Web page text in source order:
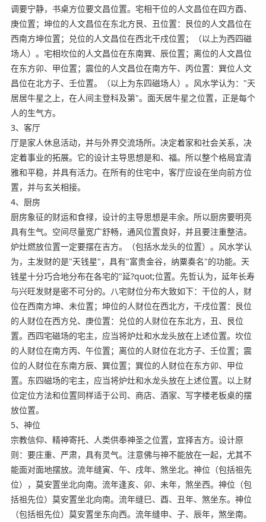
调要宁静，书桌方位要文昌位置。宅相干位的人文昌位在四方酉、
庚位置；坤位的人文昌位在东北方艮、丑位置：艮位的人文昌位在
西南方坤位置；兑位的人文昌位在西北干戌位置；（以上为西四磁
场人）。宅相坎位的人文昌位在东南巽、辰位置；离位的人文昌位
在东方卯、甲位置；震位的人文昌位在南方午、丙位置：巽位人文
昌位在北方子、壬位置。（以上为东四磁场人）。风水学认为："天
居居牛星之上，在人间主登科及第"。面天居牛星之位置，正是每个
人的生气方。
3、客厅
厅是家人休息活动，并与外界交流场所。决定着家和社会关系，决
定着事业的拓展。它的设计主导思想是和、福。所以整个格局宜清
雅和平稳，并具有活力。在所有的住宅中，客厅应设在坐向前方位
置，并与玄关相接。
4、厨房
厨房象征的财运和食禄，设计的主导思想是丰余。所以厨房要明亮
具有生气。空间尽量宽广舒畅，通风位置良好，并且要注重整洁。
炉灶燃放位置一定要摆在吉方。（包括水龙头的位置）。风水学认
为，主发财的是"天钱星"，具有"富贵金谷，纳粟奏名"的功能。天
钱星十分巧合地分布在各宅的"延?quot;位置。先哲认为，延年长寿
与兴旺发财是密不可分的。八宅财位分布大致如下：干位的人，财
位在西南方坤、未位置；坤位的人财位在西北方，干戌位置：艮位
的人财位在西方兑、庚位置：兑位的人财位在东北方，丑、艮位
置。西四宅磁场的宅主，应当将炉灶和水龙头放在上述位置。坎位
的人财位在南方丙、午位置；离位的人财位在北方子、壬位置；震
位的人财位在东南方辰、巽位置；巽位的人财位在东方卯、甲位
置。东四磁场的宅主，应当将炉灶和水龙头放在上述位置。以上财
位定位方法和位置同样适于公司、商店、酒家、写字楼老板桌的摆
放位置。
5、神位
宗教信仰、精神寄托、人类供奉神圣之位置，宜择吉方。设计原
则：要庄重、严肃，具有灵气。注意佛与神不能放在一起，尤其不
能面对面地摆放。流年缝寅、午、戌年、煞坐北。神位（包括祖先
位），莫安置坐北向南。流年逢亥、卯、未年，煞坐西。神位（包
括祖先位）莫安置坐北向南。流年缝巳、酉、丑年、煞坐东。神位
（包括祖先位）莫安置坐东向西。流年缝申、子、辰年，煞坐南。